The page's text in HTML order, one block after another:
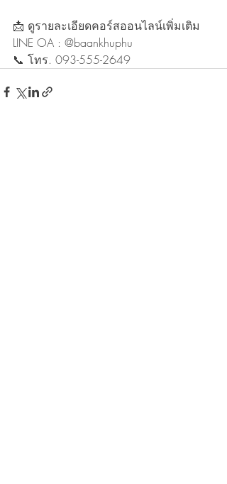
📩 ดูรายละเอียดคอร์สออนไลน์เพิ่มเติม
LINE OA : @baankhuphu
📞 โทร. 093-555-2649